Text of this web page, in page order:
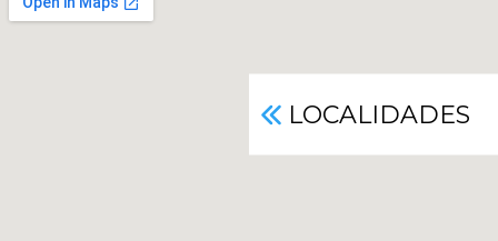
LOCALIDADES